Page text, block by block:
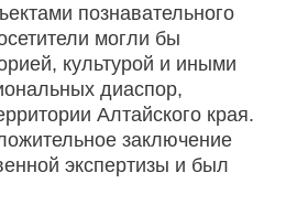
познавательного
могли бы
культурой и иными
диаспор,
Алтайского края.
заключение
экспертизы и был